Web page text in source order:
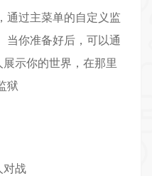
通过主菜单的自定义监
当你准备好后，可以通
示你的世界，在那里
狱
战